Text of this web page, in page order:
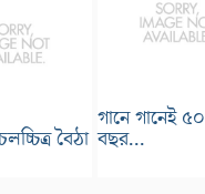
বৈঠা
গানে গানেই ৫০
বছর...